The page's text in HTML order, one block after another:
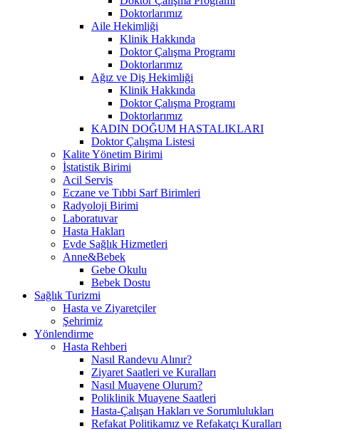
Doktorlarımız
Aile Hekimliği
Klinik Hakkında
Doktor Çalışma Programı
Doktorlarımız
Ağız ve Diş Hekimliği
Klinik Hakkında
Doktor Çalışma Programı
Doktorlarımız
KADIN DOĞUM HASTALIKLARI
Doktor Çalışma Listesi
Kalite Yönetim Birimi
İstatistik Birimi
Acil Servis
Eczane ve Tıbbi Sarf Birimleri
Radyoloji Birimi
Laboratuvar
Hasta Hakları
Evde Sağlık Hizmetleri
Anne&Bebek
Gebe Okulu
Bebek Dostu
Sağlık Turizmi
Hasta ve Ziyaretçiler
Şehrimiz
Yönlendirme
Hasta Rehberi
Nasıl Randevu Alınır?
Ziyaret Saatleri ve Kuralları
Nasıl Muayene Olurum?
Poliklinik Muayene Saatleri
Hasta-Çalışan Hakları ve Sorumlulukları
Refakat Politikamız ve Refakatçı Kuralları